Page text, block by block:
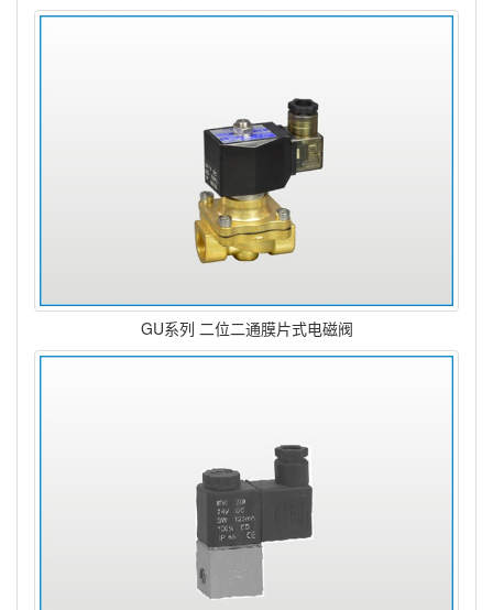
GU系列 二位二通膜片式电磁阀